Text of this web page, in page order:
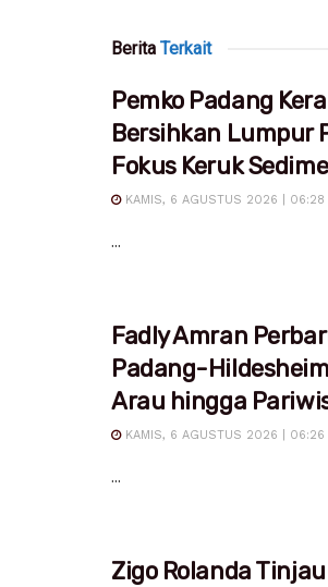
Berita Terkait
Pemko Padang
Bersihkan Lumpur
Fokus Keruk
KAMIS, 6 AGUSTUS 2026 | 06:28
...
Fadly Amran
Padang-
Arau hingga
KAMIS, 6 AGUSTUS 2026 | 06:26
...
Zigo Rolanda